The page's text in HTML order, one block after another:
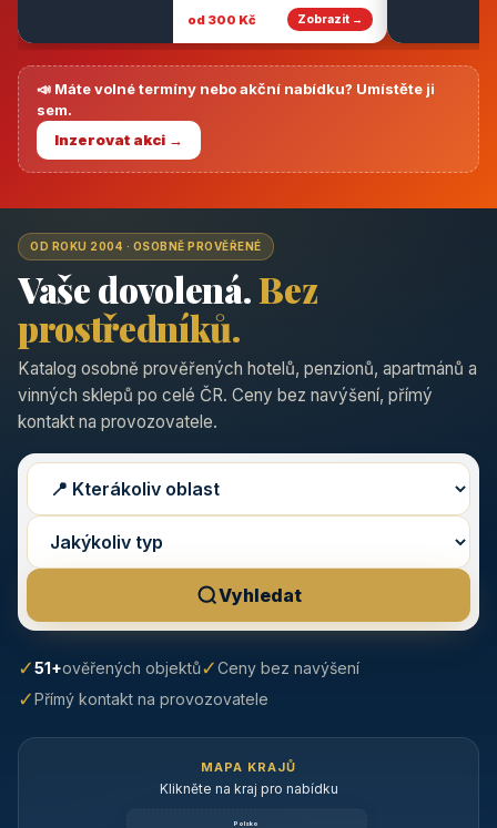
od 300 Kč
Zobrazit →
📣 Máte volné termíny nebo akční nabídku? Umístěte ji
sem.
Inzerovat akci →
OD ROKU 2004 · OSOBNĚ PROVĚŘENÉ
Vaše dovolená.Bez
prostředníků.
Katalog osobně prověřených hotelů, penzionů, apartmánů a
vinných sklepů po celé ČR. Ceny bez navýšení, přímý
kontakt na provozovatele.
Vyhledat
✓51+ověřených objektů✓Ceny bez navýšení
✓Přímý kontakt na provozovatele
MAPA KRAJŮ
Klikněte na kraj pro nabídku
Polsko